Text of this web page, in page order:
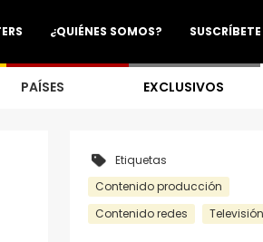
SUSCRÍBETE
¿QUIÉNES SOMOS?
PAÍSES EXCLUSIVOS
Etiquetas
Contenido producción
Contenido redes